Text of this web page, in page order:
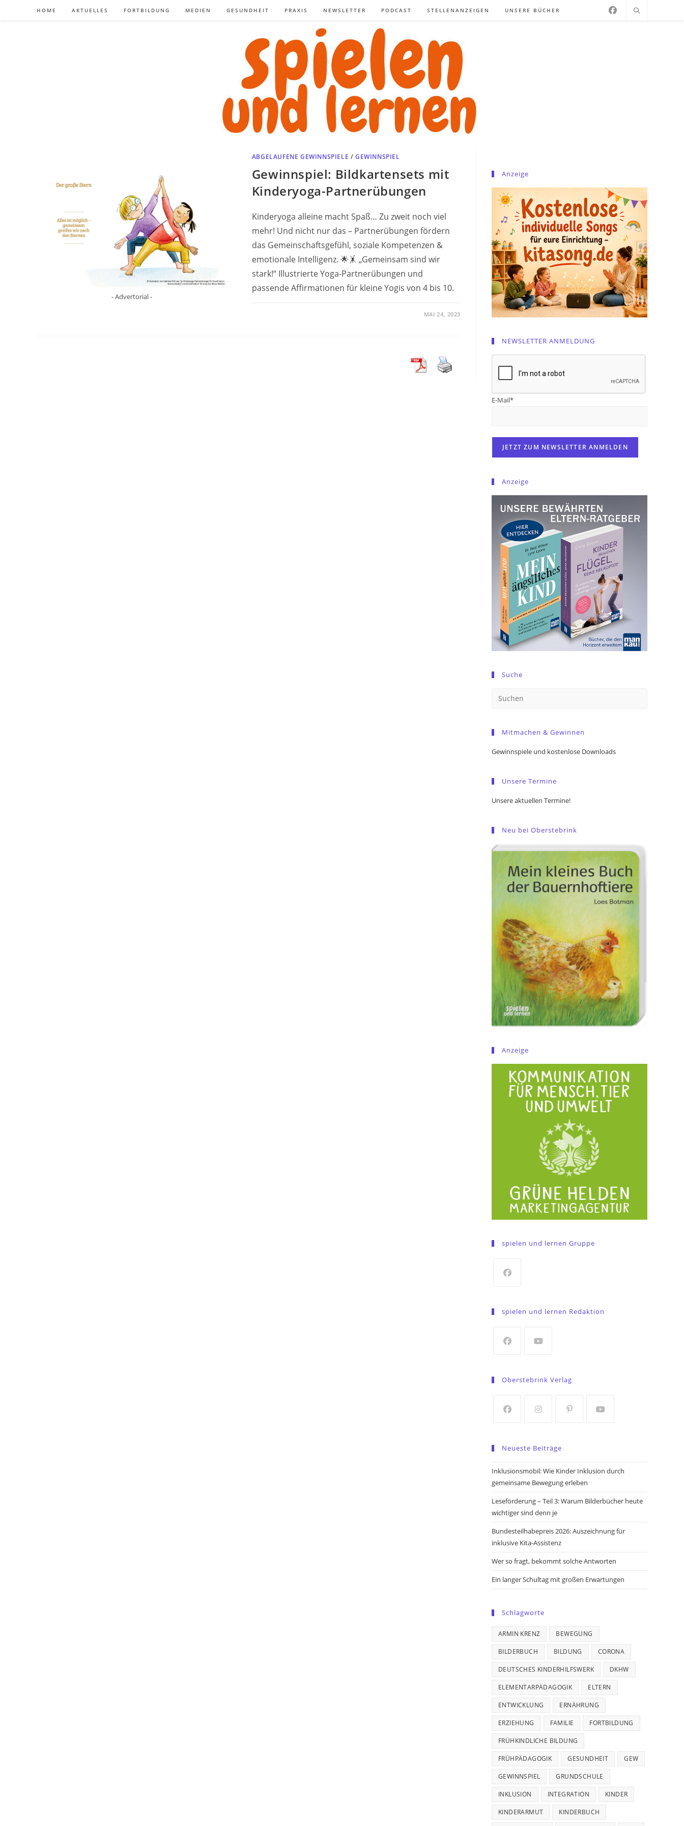
HOME AKTUELLES FORTBILDUNG MEDIEN GESUNDHEIT PRAXIS NEWSLETTER PODCAST STELLENANZEIGEN UNSERE BÜCHER
- Advertorial -
ABGELAUFENE GEWINNSPIELE /GEWINNSPIEL
Gewinnspiel: Bildkartensets mit
Kinderyoga-Partnerübungen
Kinderyoga alleine macht Spaß… Zu zweit noch viel
mehr! Und nicht nur das – Partnerübungen fördern
das Gemeinschaftsgefühl, soziale Kompetenzen &
emotionale Intelligenz. 🌟🤸‍ „Gemeinsam sind wir
stark!“ Illustrierte Yoga-Partnerübungen und
passende Affirmationen für kleine Yogis von 4 bis 10.
MAI 24, 2023
Anzeige
NEWSLETTER ANMELDUNG
E-Mail*
Anzeige
Suche
Mitmachen & Gewinnen
Gewinnspiele und kostenlose Downloads
Unsere Termine
Unsere aktuellen Termine!
Neu bei Oberstebrink
Anzeige
spielen und lernen Gruppe
a
tab
spielen und lernen Redaktion
a
tab
Oberstebrink Verlag
a
new
tab
new
tab
a
new
tab
new
tab
Neueste Beiträge
Inklusionsmobil: Wie Kinder Inklusion durch
gemeinsame Bewegung erleben
Leseförderung – Teil 3: Warum Bilderbücher heute
wichtiger sind denn je
Bundesteilhabepreis 2026: Auszeichnung für
inklusive Kita-Assistenz
Wer so fragt, bekommt solche Antworten
Ein langer Schultag mit großen Erwartungen
Schlagworte
ARMIN KRENZ BEWEGUNG
BILDERBUCH BILDUNG CORONA
DEUTSCHES KINDERHILFSWERK DKHW
ELEMENTARPÄDAGOGIK ELTERN
ENTWICKLUNG ERNÄHRUNG
ERZIEHUNG FAMILIE FORTBILDUNG
FRÜHKINDLICHE BILDUNG
FRÜHPÄDAGOGIK GESUNDHEIT GEW
GEWINNSPIEL GRUNDSCHULE
INKLUSION INTEGRATION KINDER
KINDERARMUT KINDERBUCH